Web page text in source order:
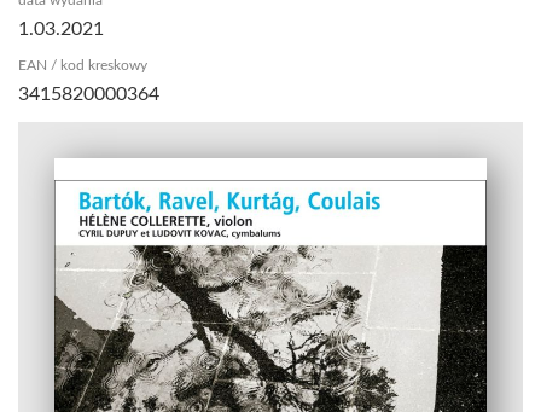
1.03.2021
EAN / kod kreskowy
3415820000364